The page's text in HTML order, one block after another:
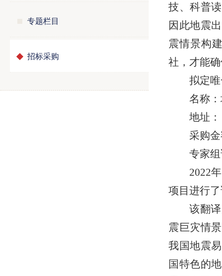
专题栏目
招标采购
技、科普
因此地震
震情景构
社，才能
拟定
名称
地址
采购
专家
2022
项目进行
该翻
震巨灾情
我国地震
国特色的